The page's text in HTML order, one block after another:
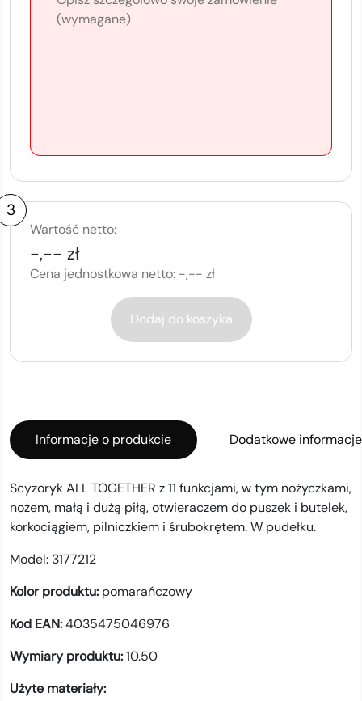
3
Wartość netto:
-,-- zł
Cena jednostkowa netto: -,-- zł
Dodaj do koszyka
Informacje o produkcie Dodatkowe informacje
Scyzoryk ALL TOGETHER z 11 funkcjami, w tym nożyczkami,
nożem, małą i dużą piłą, otwieraczem do puszek i butelek,
korkociągiem, pilniczkiem i śrubokrętem. W pudełku.
Model: 3177212
Kolor produktu: pomarańczowy
Kod EAN:4035475046976
Wymiary produktu:10.50
Użyte materiały: